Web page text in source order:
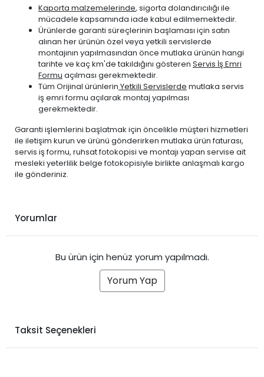
Kaporta malzemelerinde, sigorta dolandırıcılığı ile
mücadele kapsamında iade kabul edilmemektedir.
Ürünlerde garanti süreçlerinin başlaması için satın
alınan her ürünün özel veya yetkili servislerde
montajının yapılmasından önce mutlaka ürünün hangi
tarihte ve kaç km'de takıldığını gösteren Servis İş Emri
Formu açılması gerekmektedir.
Tüm Orijinal ürünlerin Yetkili Servislerde mutlaka servis
iş emri formu açılarak montaj yapılması
gerekmektedir.
Garanti işlemlerini başlatmak için öncelikle müşteri hizmetleri
ile iletişim kurun ve ürünü gönderirken mutlaka ürün faturası,
servis iş formu, ruhsat fotokopisi ve montajı yapan servise ait
mesleki yeterlilik belge fotokopisiyle birlikte anlaşmalı kargo
ile gönderiniz.
Yorumlar
Bu ürün için henüz yorum yapılmadı.
Yorum Yap
Taksit Seçenekleri